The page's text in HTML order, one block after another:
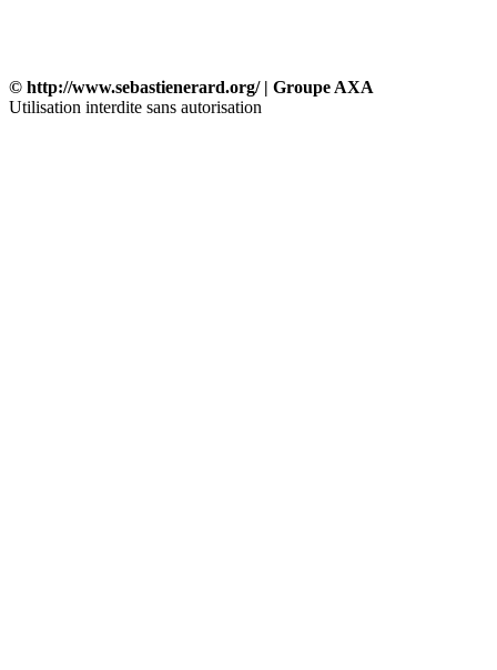
© http://www.sebastienerard.org/ | Groupe AXA
Utilisation interdite sans autorisation